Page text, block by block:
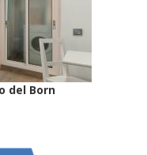
del Born